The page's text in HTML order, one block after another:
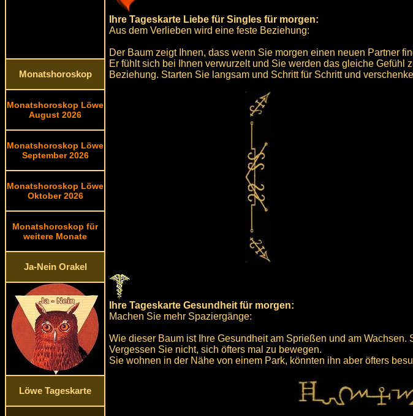
Monatshoroskop
Monatshoroskop Löwe
August 2026
Monatshoroskop Löwe
September 2026
Monatshoroskop Löwe
Oktober 2026
Monatshoroskop für
weitere Monate
Ja-Nein Orakel
Löwe Tageskarte
Ihre Tageskarte Liebe für Singles für morgen:
Aus dem Verlieben wird eine feste Beziehung:
Der Baum zeigt Ihnen, dass wenn Sie morgen einen neuen Partner
Er fühlt sich bei Ihnen verwurzelt und Sie werden das gleiche Gefühl
Beziehung. Starten Sie langsam und Schritt für Schritt und
Ihre Tageskarte Gesundheit für morgen:
Machen Sie mehr Spaziergänge:
Wie dieser Baum ist Ihre Gesundheit am Sprießen und am Wachsen.
Vergessen Sie nicht, sich öfters mal zu bewegen.
Sie wohnen in der Nähe von einem Park, könnten ihn aber öfters